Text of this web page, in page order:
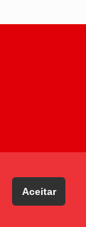
Aceitar